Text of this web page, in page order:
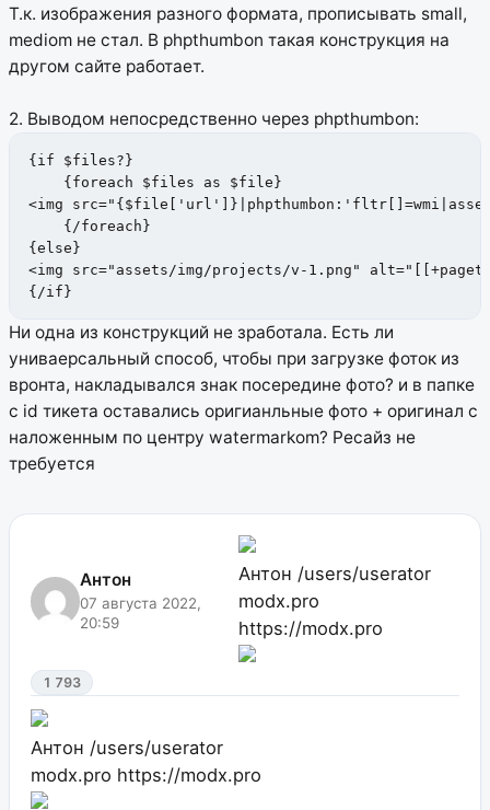
Т.к. изображения разного формата, прописывать small,
mediom не стал. В phpthumbon такая конструкция на
другом сайте работает.
2. Выводом непосредственно через phpthumbon:
{if $files?}
    {foreach $files as $file}
<img
    {/foreach}
{else}
<img src="assets/img/projects/v-1.png"
{/if}
Ни одна из конструкций не зработала. Есть ли
униваерсальный способ, чтобы при загрузке фоток из
вронта, накладывался знак посередине фото? и в папке
с id тикета оставались оригианльные фото + оригинал с
наложенным по центру watermarkom? Ресайз не
требуется
Антон
07 августа 2022,
20:59
Антон /users/userator
modx.pro
https://modx.pro
1 793
Антон /users/userator
modx.pro https://modx.pro